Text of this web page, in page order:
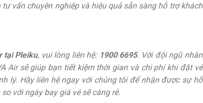
vấn chuyên nghiệp và hiệu quả sẵn sàng hỗ trợ khách
tại Pleiku, vui lòng liên hệ: 1900 6695. Với đội ngũ nhân
Air sẽ giúp bạn tiết kiệm thời gian và chi phí khi đặt vé
lý. Hãy liên hệ ngay với chúng tôi để nhận được sự hỗ
với ngày bay giá vé sẽ càng rẻ.